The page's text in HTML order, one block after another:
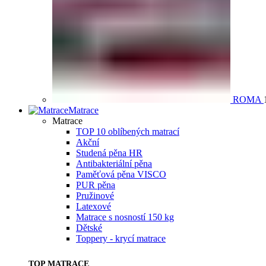
ROMA
Matrace
Matrace
TOP 10 oblíbených matrací
Akční
Studená pěna HR
Antibakteriální pěna
Paměťová pěna VISCO
PUR pěna
Pružinové
Latexové
Matrace s nosností 150 kg
Dětské
Toppery - krycí matrace
TOP MATRACE